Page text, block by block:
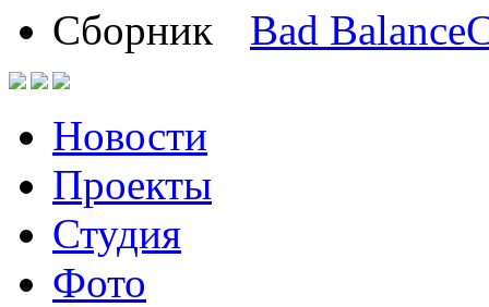
Bad Balance
Новости
Проекты
Студия
Фото